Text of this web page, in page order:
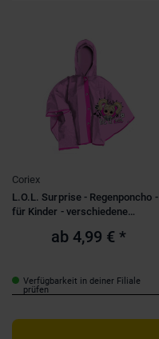
Coriex
L.O.L. Surprise - Regenponcho -
für Kinder - verschiedene
ab 4,99 € *
Verfügbarkeit in deiner Filiale
prüfen